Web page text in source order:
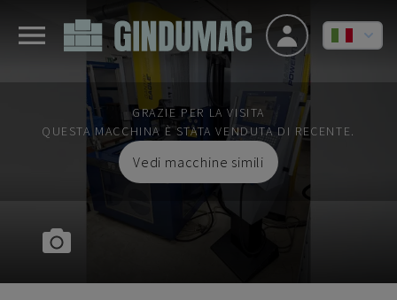
GRAZIE PER LA VISITA
QUESTA MACCHINA È STATA VENDUTA DI RECENTE.
Vedi macchine simili